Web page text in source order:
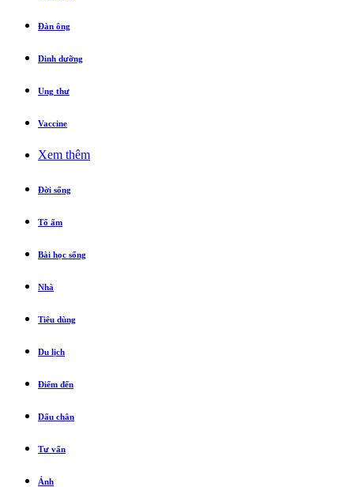
Đàn ông
Dinh dưỡng
Ung thư
Vaccine
Xem thêm
Đời sống
Tổ ấm
Bài học sống
Nhà
Tiêu dùng
Du lịch
Điểm đến
Dấu chân
Tư vấn
Ảnh